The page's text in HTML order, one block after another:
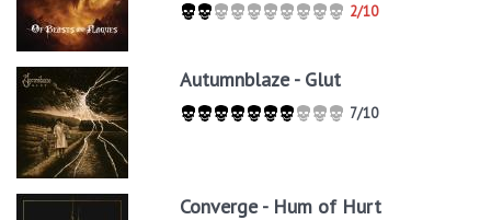
2/10
Autumnblaze - Glut
7/10
Converge - Hum of Hurt